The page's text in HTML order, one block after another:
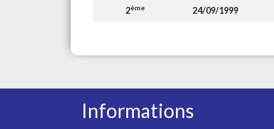
2ème 24/09/1999
Informations